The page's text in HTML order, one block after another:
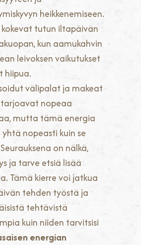
heikkenemiseen.
tutun iltapäivän
kun aamukahvin
leivoksen vaikutukset
hiipua.
välipalat ja makeat
nopeaa
mutta tämä energia
nopeasti kuin se
on nälkä,
ja tarve etsiä lisää
Tämä kierre voi jatkua
tehden työstä ja
tehtävistä
kuin niiden tarvitsisi
energian